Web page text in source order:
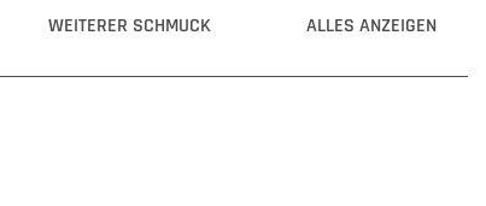
WEITERER SCHMUCK ALLES ANZEIGEN